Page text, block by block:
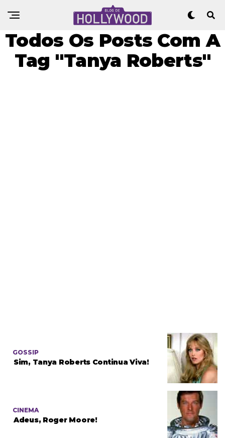
Todos Os Posts Com A
Tag "Tanya Roberts"
GOSSIP
Sim, Tanya Roberts Continua Viva!
CINEMA
Adeus, Roger Moore!